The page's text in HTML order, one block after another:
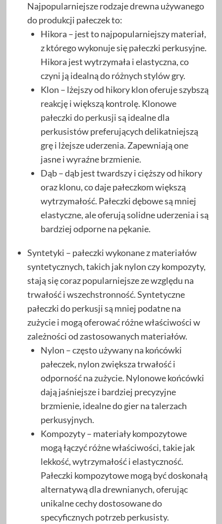
Najpopularniejsze rodzaje drewna używanego
do produkcji pałeczek to:
Hikora – jest to najpopularniejszy materiał,
z którego wykonuje się pałeczki perkusyjne.
Hikora jest wytrzymała i elastyczna, co
czyni ją idealną do różnych stylów gry.
Klon – lżejszy od hikory klon oferuje szybszą
reakcję i większą kontrolę. Klonowe
pałeczki do perkusjisą idealne dla
perkusistów preferujących delikatniejszą
grę i lżejsze uderzenia. Zapewniają one
jasne i wyraźne brzmienie.
Dąb – dąb jest twardszy i cięższy od hikory
oraz klonu, co daje pałeczkom większą
wytrzymałość. Pałeczki dębowe są mniej
elastyczne, ale oferują solidne uderzenia i są
bardziej odporne na pękanie.
Syntetyki – pałeczki wykonane z materiałów
syntetycznych, takich jak nylon czy kompozyty,
stają się coraz popularniejsze ze względu na
trwałość i wszechstronność. Syntetyczne
pałeczki do perkusji są mniej podatne na
zużycie i mogą oferować różne właściwości w
zależności od zastosowanych materiałów.
Nylon – często używany na końcówki
pałeczek, nylon zwiększa trwałość i
odporność na zużycie. Nylonowe końcówki
dają jaśniejsze i bardziej precyzyjne
brzmienie, idealne do gier na talerzach
perkusyjnych.
Kompozyty – materiały kompozytowe
mogą łączyć różne właściwości, takie jak
lekkość, wytrzymałość i elastyczność.
Pałeczki kompozytowe mogą być doskonałą
alternatywą dla drewnianych, oferując
unikalne cechy dostosowane do
specyficznych potrzeb perkusisty.